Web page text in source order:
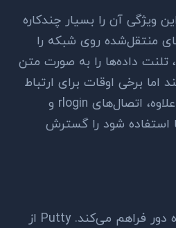
ویژگی آن را بسیار چندکاره
منتقل‌شده روی شبکه را
تلنت داده‌ها را به صورت متن
برخی اوقات برای ارتباط
اتصال‌های rlogin و
استفاده شود را گسترش
دور فراهم می‌کند.Putty از